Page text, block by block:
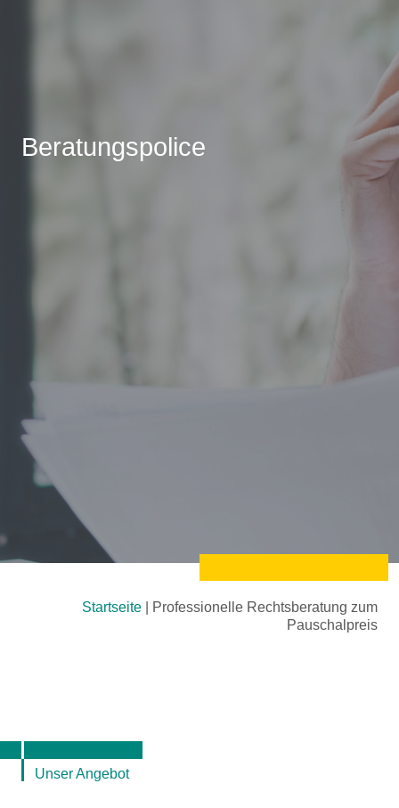
Beratungspolice
Startseite
Professionelle Rechtsberatung zum
Pauschalpreis
Unser Angebot